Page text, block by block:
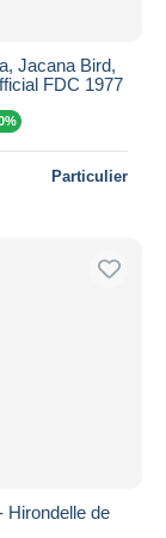
Jacana Bird,
FDC 1977
Particulier
Hirondelle de